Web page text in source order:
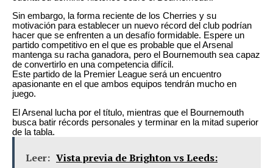
Sin embargo, la forma reciente de los Cherries y su
motivación para establecer un nuevo récord del club podrían
hacer que se enfrenten a un desafío formidable. Espere un
partido competitivo en el que es probable que el Arsenal
mantenga su racha ganadora, pero el Bournemouth sea capaz
de convertirlo en una competencia difícil.
Este partido de la Premier League será un encuentro
apasionante en el que ambos equipos tendrán mucho en
juego.
El Arsenal lucha por el título, mientras que el Bournemouth
busca batir récords personales y terminar en la mitad superior
de la tabla.
Leer: Vista previa de Brighton vs Leeds: